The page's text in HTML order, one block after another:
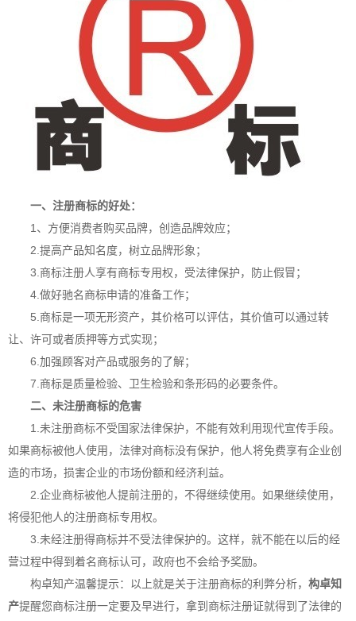
一、注册商标的好处：
1、方便消费者购买品牌，创造品牌效应；
2.提高产品知名度，树立品牌形象；
3.商标注册人享有商标专用权，受法律保护，防止假冒；
4.做好驰名商标申请的准备工作；
5.商标是一项无形资产，其价格可以评估，其价值可以通过转
让、许可或者质押等方式实现；
6.加强顾客对产品或服务的了解；
7.商标是质量检验、卫生检验和条形码的必要条件。
二、未注册商标的危害
1.未注册商标不受国家法律保护，不能有效利用现代宣传手段。
如果商标被他人使用，法律对商标没有保护，他人将免费享有企业创
造的市场，损害企业的市场份额和经济利益。
2.企业商标被他人提前注册的，不得继续使用。如果继续使用，
将侵犯他人的注册商标专用权。
3.未经注册得商标并不受法律保护的。这样，就不能在以后的经
营过程中得到着名商标认可，政府也不会给予奖励。
构卓知产温馨提示：以上就是关于注册商标的利弊分析， 构卓知
产提醒您商标注册一定要及早进行，拿到 商标注册证就得到了法律的